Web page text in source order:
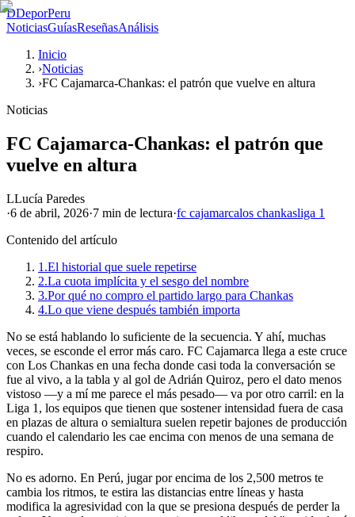
DDeporPeru
NoticiasGuíasReseñasAnálisis
Inicio
›Noticias
›FC Cajamarca-Chankas: el patrón que vuelve en altura
Noticias
FC Cajamarca-Chankas: el patrón que
vuelve en altura
LLucía Paredes
·6 de abril, 2026·7 min de lectura·fc cajamarcalos chankasliga 1
Contenido del artículo
1.El historial que suele repetirse
2.La cuota implícita y el sesgo del nombre
3.Por qué no compro el partido largo para Chankas
4.Lo que viene después también importa
No se está hablando lo suficiente de la secuencia. Y ahí, muchas
veces, se esconde el error más caro. FC Cajamarca llega a este cruce
con Los Chankas en una fecha donde casi toda la conversación se
fue al vivo, a la tabla y al gol de Adrián Quiroz, pero el dato menos
vistoso —y a mí me parece el más pesado— va por otro carril: en la
Liga 1, los equipos que tienen que sostener intensidad fuera de casa
en plazas de altura o semialtura suelen repetir bajones de producción
cuando el calendario les cae encima con menos de una semana de
respiro.
No es adorno. En Perú, jugar por encima de los 2,500 metros te
cambia los ritmos, te estira las distancias entre líneas y hasta
modifica la agresividad con la que se presiona después de perder la